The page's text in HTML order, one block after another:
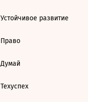
Устойчивое развитие
Право
Думай
Техуспех